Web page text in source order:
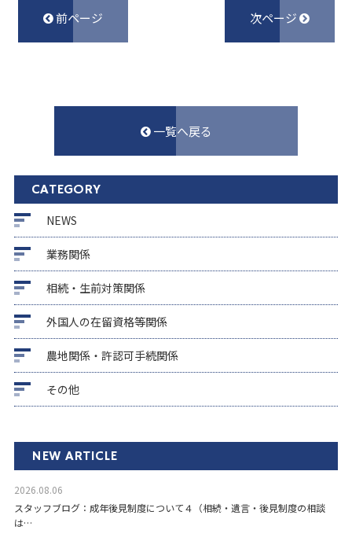
前ページ 次ページ
一覧へ戻る
CATEGORY
NEWS
業務関係
相続・生前対策関係
外国人の在留資格等関係
農地関係・許認可手続関係
その他
NEW ARTICLE
2026.08.06
スタッフブログ：成年後見制度について４（相続・遺言・後見制度の相談
は…